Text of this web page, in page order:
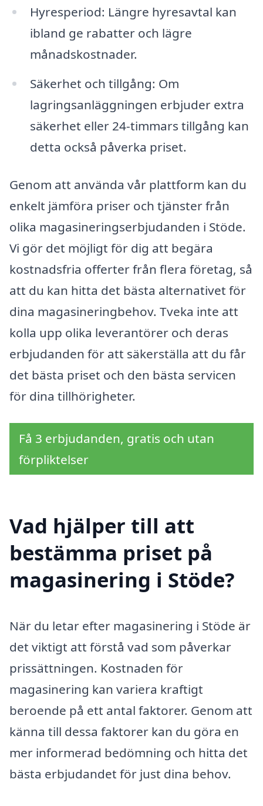
Hyresperiod: Längre hyresavtal kan
ibland ge rabatter och lägre
månadskostnader.
Säkerhet och tillgång: Om
lagringsanläggningen erbjuder extra
säkerhet eller 24-timmars tillgång kan
detta också påverka priset.
Genom att använda vår plattform kan du
enkelt jämföra priser och tjänster från
olika magasineringserbjudanden i Stöde.
Vi gör det möjligt för dig att begära
kostnadsfria offerter från flera företag, så
att du kan hitta det bästa alternativet för
dina magasineringbehov. Tveka inte att
kolla upp olika leverantörer och deras
erbjudanden för att säkerställa att du får
det bästa priset och den bästa servicen
för dina tillhörigheter.
Få 3 erbjudanden, gratis och utan
förpliktelser
Vad hjälper till att
bestämma priset på
magasinering i Stöde?
När du letar efter magasinering i Stöde är
det viktigt att förstå vad som påverkar
prissättningen. Kostnaden för
magasinering kan variera kraftigt
beroende på ett antal faktorer. Genom att
känna till dessa faktorer kan du göra en
mer informerad bedömning och hitta det
bästa erbjudandet för just dina behov.